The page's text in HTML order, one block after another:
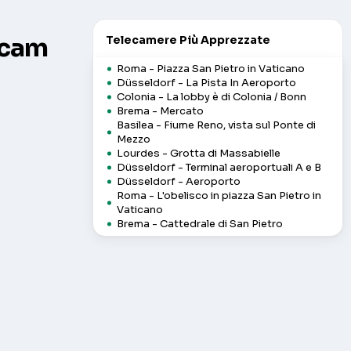
Telecamere Più Apprezzate
Roma - Piazza San Pietro in Vaticano
Düsseldorf - La Pista In Aeroporto
Colonia - La lobby è di Colonia / Bonn
Brema - Mercato
Basilea - Fiume Reno, vista sul Ponte di
Mezzo
Lourdes - Grotta di Massabielle
Düsseldorf - Terminal aeroportuali A e B
Düsseldorf - Aeroporto
Roma - L'obelisco in piazza San Pietro in
Vaticano
Brema - Cattedrale di San Pietro